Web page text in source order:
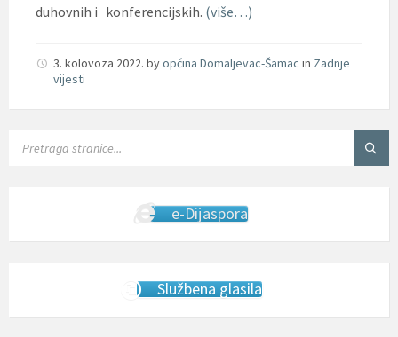
duhovnih i konferencijskih. (više…)
3. kolovoza 2022. byopćina Domaljevac-Šamac in Zadnje
vijesti
e-Dijaspora
Službena glasila